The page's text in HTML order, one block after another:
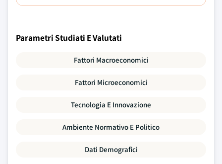
Parametri Studiati E Valutati
Fattori Macroeconomici
Fattori Microeconomici
Tecnologia E Innovazione
Ambiente Normativo E Politico
Dati Demografici